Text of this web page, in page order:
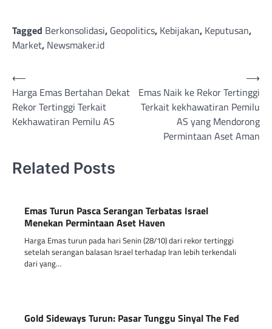
Tagged Berkonsolidasi, Geopolitics, Kebijakan, Keputusan,
Market, Newsmaker.id
Post
navigation
⟵
Harga Emas Bertahan Dekat
Rekor Tertinggi Terkait
Kekhawatiran Pemilu AS
Emas Naik ke Rekor Tertinggi
Terkait kekhawatiran Pemilu
AS yang Mendorong
Permintaan Aset Aman
⟶
Related Posts
Emas Turun Pasca Serangan Terbatas Israel
Menekan Permintaan Aset Haven
Harga Emas turun pada hari Senin (28/10) dari rekor tertinggi
setelah serangan balasan Israel terhadap Iran lebih terkendali
dari yang…
Gold Sideways Turun: Pasar Tunggu Sinyal The Fed